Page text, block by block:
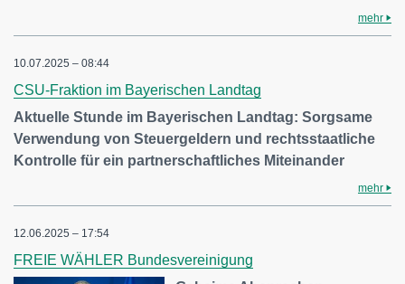
mehr
10.07.2025 – 08:44
CSU-Fraktion im Bayerischen Landtag
Aktuelle Stunde im Bayerischen Landtag: Sorgsame
Verwendung von Steuergeldern und rechtsstaatliche
Kontrolle für ein partnerschaftliches Miteinander
mehr
12.06.2025 – 17:54
FREIE WÄHLER Bundesvereinigung